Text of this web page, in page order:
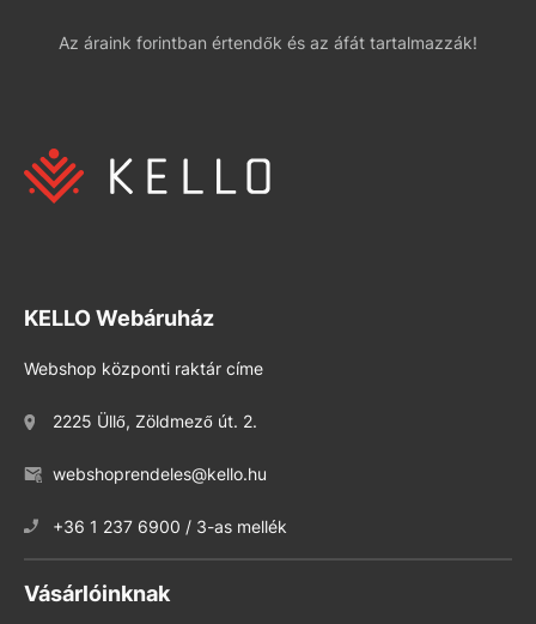
Az áraink forintban értendők és az áfát tartalmazzák!
KELLO Webáruház
Webshop központi raktár címe
2225 Üllő, Zöldmező út. 2.
webshoprendeles@kello.hu
+36 1 237 6900 / 3-as mellék
Vásárlóinknak